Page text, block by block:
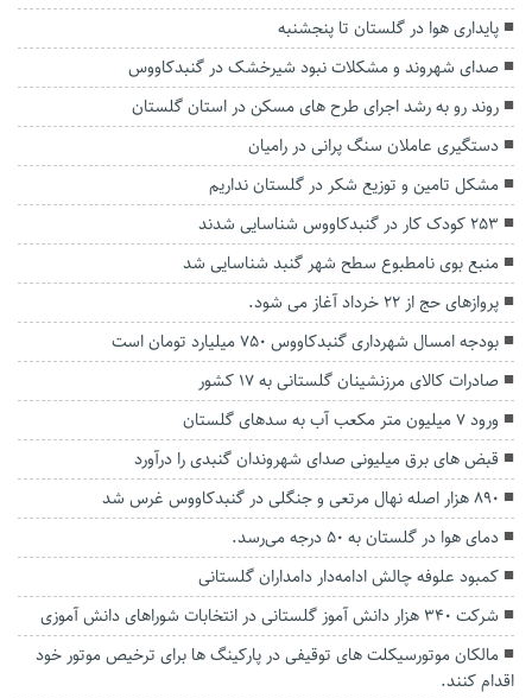
پایداری هوا در گلستان تا پنجشنبه
صدای شهروند و مشکلات نبود شیرخشک در گنبدکاووس
روند رو به رشد اجرای طرح های مسکن در استان گلستان
دستگیری عاملان سنگ پرانی در رامیان
مشکل تامین و توزیع شکر در گلستان نداریم
۲۵۳ کودک کار در گنبدکاووس شناسایی شدند
منبع بوی نامطبوع سطح شهر گنبد شناسایی شد
پرواز‌های حج از ۲۲ خرداد آغاز می شود.
بودجه امسال شهرداری گنبدکاووس ۷۵۰ میلیارد تومان است
صادرات کالای مرزنشینان گلستانی به ۱۷ کشور
ورود ۷ میلیون متر مکعب آب به سد‌های گلستان
قبض های برق میلیونی صدای شهروندان گنبدی را درآورد
۸۹۰ هزار اصله نهال مرتعی و جنگلی در گنبدکاووس غرس شد
دمای هوا در گلستان به ۵۰ درجه می‌رسد.
کمبود علوفه چالش ادامه‌دار دامداران گلستانی
شرکت ۳۴۰ هزار دانش آموز گلستانی در انتخابات شورا‌های دانش آموزی
مالکان موتورسیکلت های توقیفی در پارکینگ ها برای ترخیص موتور خود
اقدام کنند.